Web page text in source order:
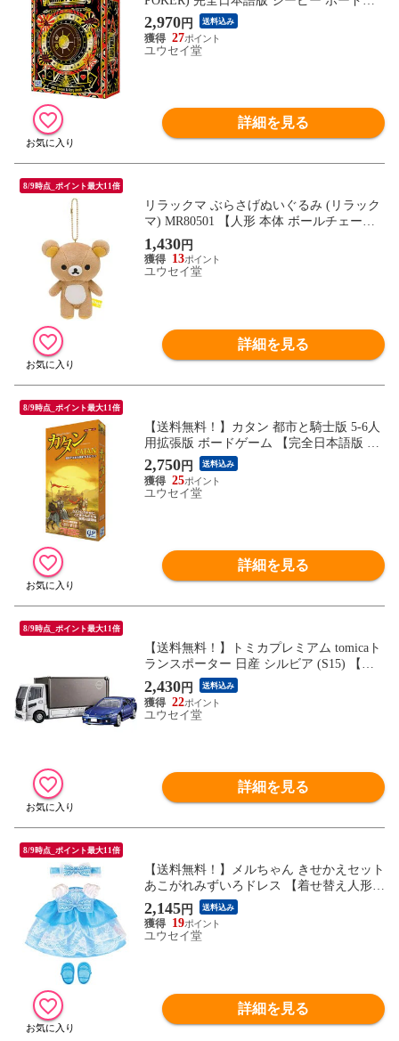
ーム カードゲーム 【トランプカード ゲー
ムチップ 日本語説明書付属 パーティゲー
ム 玩具】
2,970円 送料込み
27
ユウセイ堂
詳細を見る
8/9時点_ポイント最大11倍
リラックマ ぶらさげぬいぐるみ (リラック
マ) MR80501 【人形 本体 ボールチェーン
ぬいぐるみマスコットキーホルダー グッズ
雑貨 玩具】
1,430円
13
ユウセイ堂
詳細を見る
8/9時点_ポイント最大11倍
【送料無料！】カタン 都市と騎士版 5-6人
用拡張版 ボードゲーム 【完全日本語版 玩
具 おもちゃ プレゼント ギフト 誕生日 ジ
ーピー GP 】
2,750円 送料込み
25
ユウセイ堂
詳細を見る
8/9時点_ポイント最大11倍
【送料無料！】トミカプレミアム tomicaト
ランスポーター 日産 シルビア (S15) 【ニ
ッサン NISSAN トラック 自動車 ミニカー
本体 グッズ 雑貨 誕生日 プレゼント 玩
具】
2,430円 送料込み
22
ユウセイ堂
詳細を見る
8/9時点_ポイント最大11倍
【送料無料！】メルちゃん きせかえセット
あこがれみずいろドレス 【着せ替え人形用
洋服 おにんぎょう用 抱き人形用 水色ドレ
ス お姫様 カメラ めるちゃん パイロットイ
ンキ】
2,145円 送料込み
19
ユウセイ堂
詳細を見る